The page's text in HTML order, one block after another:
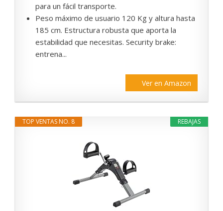
para un fácil transporte.
Peso máximo de usuario 120 Kg y altura hasta
185 cm. Estructura robusta que aporta la
estabilidad que necesitas. Security brake:
entrena...
Ver en Amazon
REBAJAS
TOP VENTAS NO. 8